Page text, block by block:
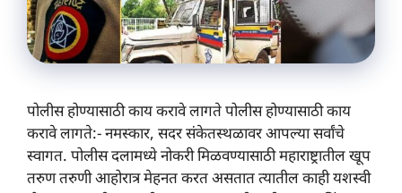
पोलीस होण्यासाठी काय करावे लागते पोलीस होण्यासाठी काय
करावे लागते:- नमस्कार, सदर संकेतस्थळावर आपल्या सर्वांचे
स्वागत. पोलीस दलामध्ये नोकरी मिळवण्यासाठी महाराष्ट्रातील खूप
तरुण तरुणी आहोरात्र मेहनत करत असतात त्यातील काही यशस्वी